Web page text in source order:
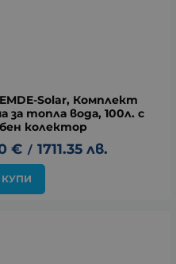
Solar, Комплект
за топла вода, 100л. с
колектор
€ / 1711.35 лв.
КУПИ